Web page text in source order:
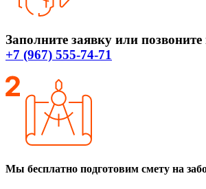
Заполните заявку или
+7 (967) 555-74-71
Мы бесплатно подготовим смету на